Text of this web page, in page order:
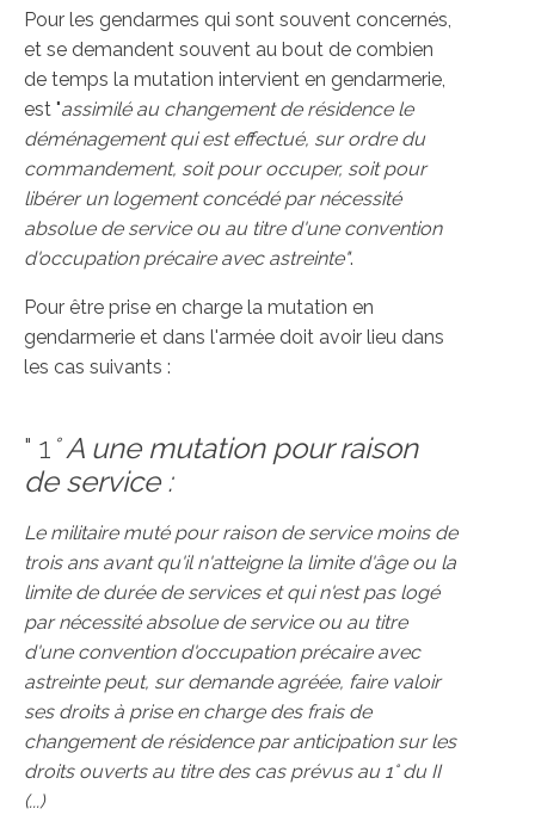
Pour les gendarmes qui sont souvent concernés,
et se demandent souvent au bout de combien
de temps la mutation intervient en gendarmerie,
est "assimilé au changement de résidence le
déménagement qui est effectué, sur ordre du
commandement, soit pour occuper, soit pour
libérer un logement concédé par nécessité
absolue de service ou au titre d'une convention
d'occupation précaire avec astreinte".
Pour être prise en charge la mutation en
gendarmerie et dans l'armée doit avoir lieu dans
les cas suivants :
" 1 °A une mutation pour raison
de service :
Le militaire muté pour raison de service moins de
trois ans avant qu'il n'atteigne la limite d'âge ou la
limite de durée de services et qui n'est pas logé
par nécessité absolue de service ou au titre
d'une convention d'occupation précaire avec
astreinte peut, sur demande agréée, faire valoir
ses droits à prise en charge des frais de
changement de résidence par anticipation sur les
droits ouverts au titre des cas prévus au 1° du II
(...)